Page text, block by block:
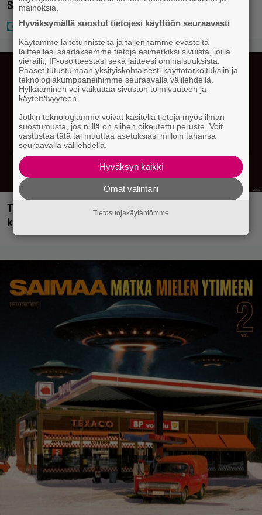
Suomen isoin voitto meni
Tällainen keikkajyrä Queen oli ennen vanhaan –
katso tulinen livetallenne vuodelta 1979
mainoksia.
Hyväksymällä suostut tietojesi käyttöön seuraavasti
Käytämme laitetunnisteita ja tallennamme evästeitä
laitteellesi saadaksemme tietoja esimerkiksi sivuista, joilla
vierailit, IP-osoitteestasi sekä laitteesi ominaisuuksista.
Pääset tutustumaan yksityiskohtaisesti käyttötarkoituksiin ja
teknologiakumppaneihimme seuraavalla välilehdellä.
Hylkääminen voi vaikuttaa sivuston toimivuuteen ja
käytettävyyteen.
Jotkin teknologiamme voivat käsitellä tietoja myös ilman
suostumusta, jos niillä on siihen oikeutettu peruste. Voit
vastustaa tätä tai muuttaa asetuksiasi milloin tahansa
seuraavalla välilehdellä.
Hyväksyn kaikki
Omat valintani
Tietosuojakäytäntömme